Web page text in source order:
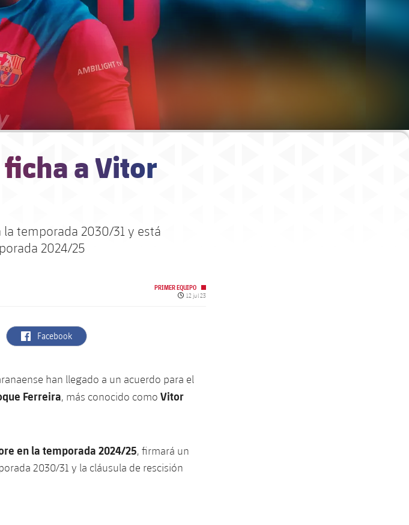
ficha a Vitor
temporada 2030/31 y está
2024/25
PRIMER EQUIPO
Fecha de publicación
12 jul 23
label.aria.facebook
Facebook
han llegado a un acuerdo para el
Ferreira, más conocido como Vitor
en la temporada 2024/25, firmará un
2030/31 y la cláusula de rescisión